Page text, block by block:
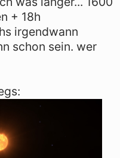
+ 18h
irgendwann
schon sein. wer